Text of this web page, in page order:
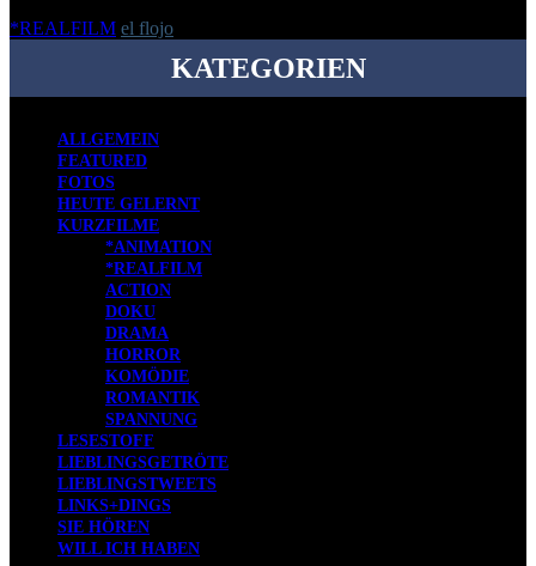
*REALFILM el flojo
KATEGORIEN
ALLGEMEIN
FEATURED
FOTOS
HEUTE GELERNT
KURZFILME
*ANIMATION
*REALFILM
ACTION
DOKU
DRAMA
HORROR
KOMÖDIE
ROMANTIK
SPANNUNG
LESESTOFF
LIEBLINGSGETRÖTE
LIEBLINGSTWEETS
LINKS+DINGS
SIE HÖREN
WILL ICH HABEN